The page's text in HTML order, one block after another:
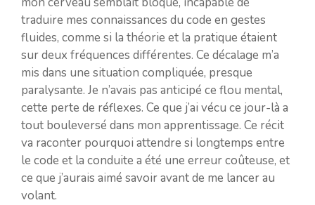
traduire mes connaissances du code en gestes
fluides, comme si la théorie et la pratique étaient
sur deux fréquences différentes. Ce décalage m’a
mis dans une situation compliquée, presque
paralysante. Je n’avais pas anticipé ce flou mental,
cette perte de réflexes. Ce que j’ai vécu ce jour-là a
tout bouleversé dans mon apprentissage. Ce récit
va raconter pourquoi attendre si longtemps entre
le code et la conduite a été une erreur coûteuse, et
ce que j’aurais aimé savoir avant de me lancer au
volant.